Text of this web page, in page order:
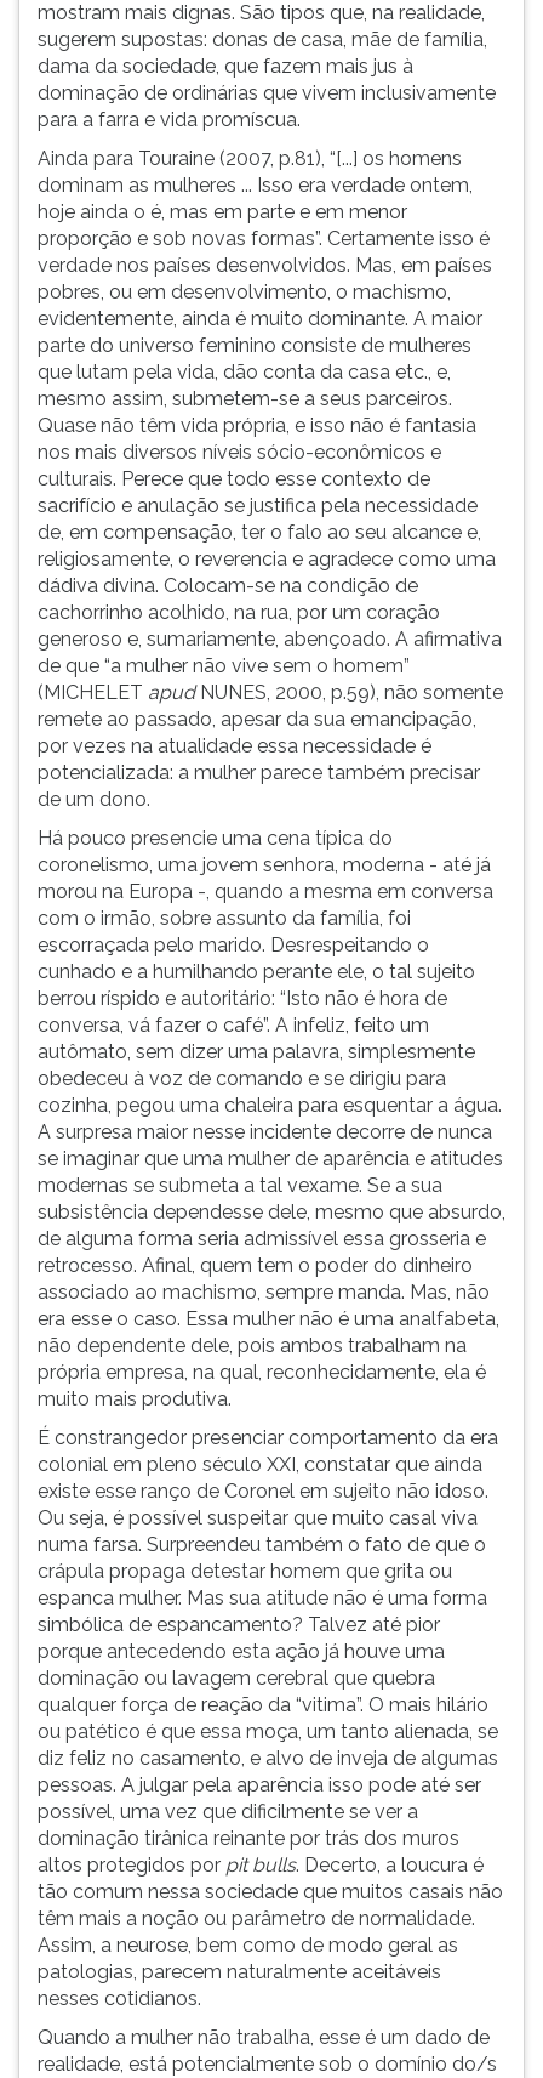
mostram mais dignas. São tipos que, na realidade,
sugerem supostas: donas de casa, mãe de família,
dama da sociedade, que fazem mais jus à
dominação de ordinárias que vivem inclusivamente
para a farra e vida promíscua.
Ainda para Touraine (2007, p.81), “[...] os homens
dominam as mulheres ... Isso era verdade ontem,
hoje ainda o é, mas em parte e em menor
proporção e sob novas formas”. Certamente isso é
verdade nos países desenvolvidos. Mas, em países
pobres, ou em desenvolvimento, o machismo,
evidentemente, ainda é muito dominante. A maior
parte do universo feminino consiste de mulheres
que lutam pela vida, dão conta da casa etc., e,
mesmo assim, submetem-se a seus parceiros.
Quase não têm vida própria, e isso não é fantasia
nos mais diversos níveis sócio-econômicos e
culturais. Perece que todo esse contexto de
sacrifício e anulação se justifica pela necessidade
de, em compensação, ter o falo ao seu alcance e,
religiosamente, o reverencia e agradece como uma
dádiva divina. Colocam-se na condição de
cachorrinho acolhido, na rua, por um coração
generoso e, sumariamente, abençoado. A afirmativa
de que “a mulher não vive sem o homem”
(MICHELET apudNUNES, 2000, p.59), não somente
remete ao passado, apesar da sua emancipação,
por vezes na atualidade essa necessidade é
potencializada: a mulher parece também precisar
de um dono.
Há pouco presencie uma cena típica do
coronelismo, uma jovem senhora, moderna - até já
morou na Europa -, quando a mesma em conversa
com o irmão, sobre assunto da família, foi
escorraçada pelo marido. Desrespeitando o
cunhado e a humilhando perante ele, o tal sujeito
berrou ríspido e autoritário: “Isto não é hora de
conversa, vá fazer o café”. A infeliz, feito um
autômato, sem dizer uma palavra, simplesmente
obedeceu à voz de comando e se dirigiu para
cozinha, pegou uma chaleira para esquentar a água.
A surpresa maior nesse incidente decorre de nunca
se imaginar que uma mulher de aparência e atitudes
modernas se submeta a tal vexame. Se a sua
subsistência dependesse dele, mesmo que absurdo,
de alguma forma seria admissível essa grosseria e
retrocesso. Afinal, quem tem o poder do dinheiro
associado ao machismo, sempre manda. Mas, não
era esse o caso. Essa mulher não é uma analfabeta,
não dependente dele, pois ambos trabalham na
própria empresa, na qual, reconhecidamente, ela é
muito mais produtiva.
É constrangedor presenciar comportamento da era
colonial em pleno século XXI, constatar que ainda
existe esse ranço de Coronel em sujeito não idoso.
Ou seja, é possível suspeitar que muito casal viva
numa farsa. Surpreendeu também o fato de que o
crápula propaga detestar homem que grita ou
espanca mulher. Mas sua atitude não é uma forma
simbólica de espancamento? Talvez até pior
porque antecedendo esta ação já houve uma
dominação ou lavagem cerebral que quebra
qualquer força de reação da “vitima”. O mais hilário
ou patético é que essa moça, um tanto alienada, se
diz feliz no casamento, e alvo de inveja de algumas
pessoas. A julgar pela aparência isso pode até ser
possível, uma vez que dificilmente se ver a
dominação tirânica reinante por trás dos muros
altos protegidos por pit bulls. Decerto, a loucura é
tão comum nessa sociedade que muitos casais não
têm mais a noção ou parâmetro de normalidade.
Assim, a neurose, bem como de modo geral as
patologias, parecem naturalmente aceitáveis
nesses cotidianos.
Quando a mulher não trabalha, esse é um dado de
realidade, está potencialmente sob o domínio do/s